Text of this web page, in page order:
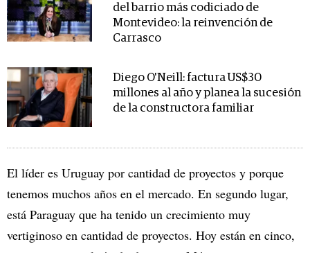
del barrio más codiciado de
Montevideo: la reinvención de
Carrasco
Diego O'Neill: factura US$30
millones al año y planea la sucesión
de la constructora familiar
El líder es Uruguay por cantidad de proyectos y porque
tenemos muchos años en el mercado. En segundo lugar,
está Paraguay que ha tenido un crecimiento muy
vertiginoso en cantidad de proyectos. Hoy están en cinco,